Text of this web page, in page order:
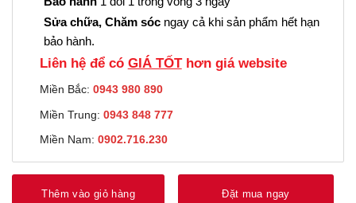
Sửa chữa, Chăm sóc ngay cả khi sản phẩm hết hạn
bảo hành.
Liên hệ để có GIÁ TỐThơn giá website
Miền Bắc: 0943 980 890
Miền Trung: 0943 848 777
Miền Nam: 0902.716.230
Thêm vào giỏ hàng Đặt mua ngay